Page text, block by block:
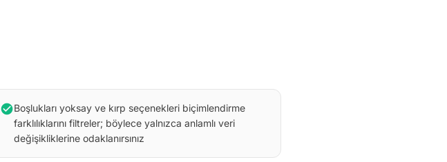
check_circleBoşlukları yoksay ve kırp seçenekleri biçimlendirme
farklılıklarını filtreler; böylece yalnızca anlamlı veri
değişikliklerine odaklanırsınız